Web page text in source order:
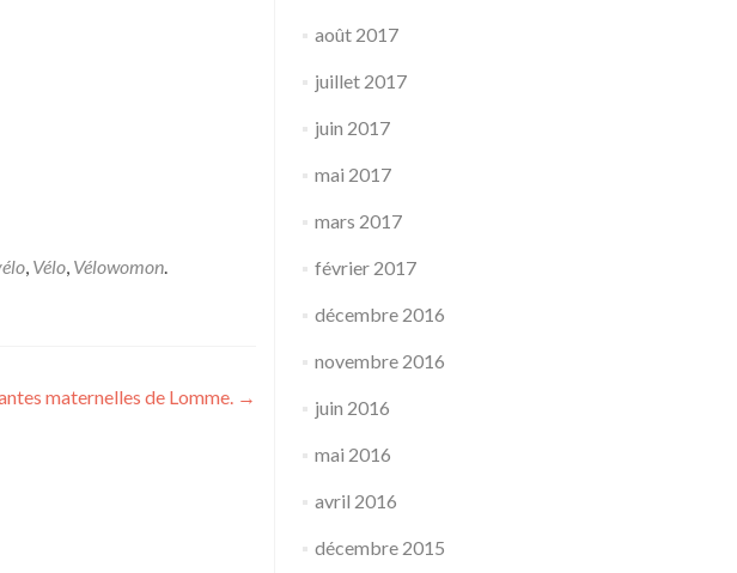
, Vélo, Vélowomon.
maternelles de Lomme. →
août 2017
juillet 2017
juin 2017
mai 2017
mars 2017
février 2017
décembre 2016
novembre 2016
juin 2016
mai 2016
avril 2016
décembre 2015